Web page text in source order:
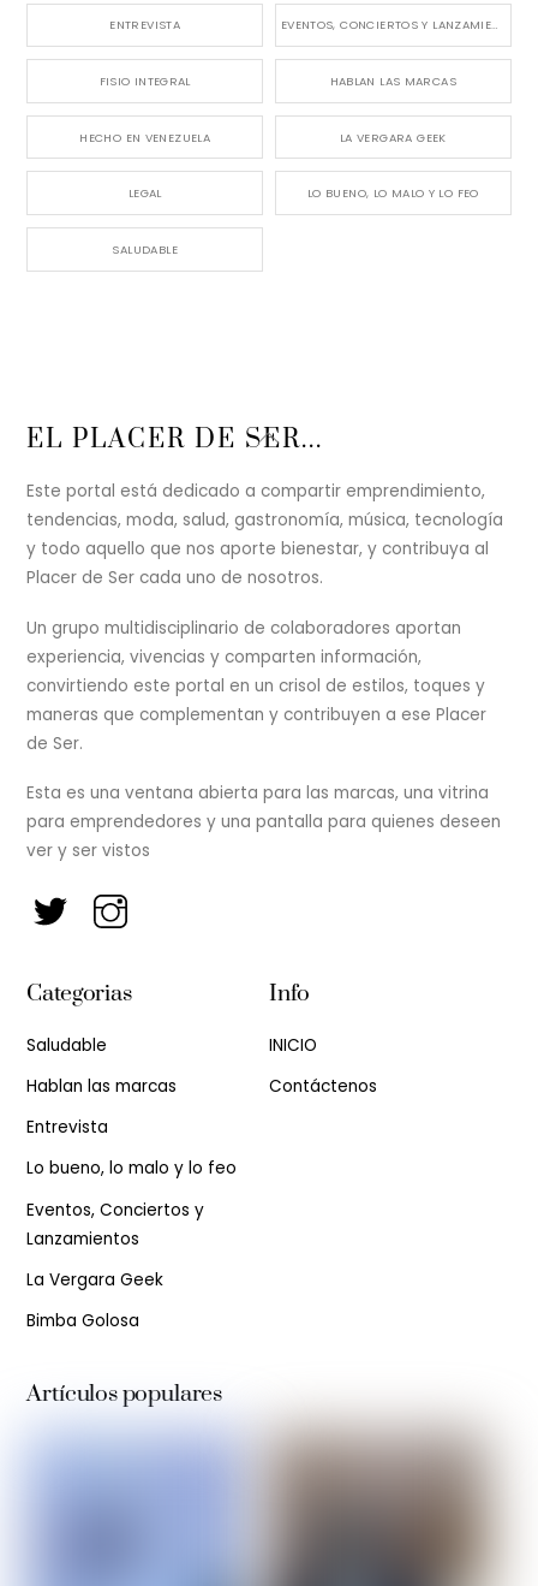
ENTREVISTA EVENTOS, CONCIERTOS Y LANZAMIENTOS
FISIO INTEGRAL HABLAN LAS MARCAS
HECHO EN VENEZUELA LA VERGARA GEEK
LEGAL LO BUENO, LO MALO Y LO FEO
SALUDABLE
Back
Top
EL PLACER DE SER...
Este portal está dedicado a compartir emprendimiento,
tendencias, moda, salud, gastronomía, música, tecnología
y todo aquello que nos aporte bienestar, y contribuya al
Placer de Ser cada uno de nosotros.
Un grupo multidisciplinario de colaboradores aportan
experiencia, vivencias y comparten información,
convirtiendo este portal en un crisol de estilos, toques y
maneras que complementan y contribuyen a ese Placer
de Ser.
Esta es una ventana abierta para las marcas, una vitrina
para emprendedores y una pantalla para quienes deseen
ver y ser vistos
Categorias
Saludable
Hablan las marcas
Entrevista
Lo bueno, lo malo y lo feo
Eventos, Conciertos y
Lanzamientos
La Vergara Geek
Bimba Golosa
Info
INICIO
Contáctenos
Artículos populares